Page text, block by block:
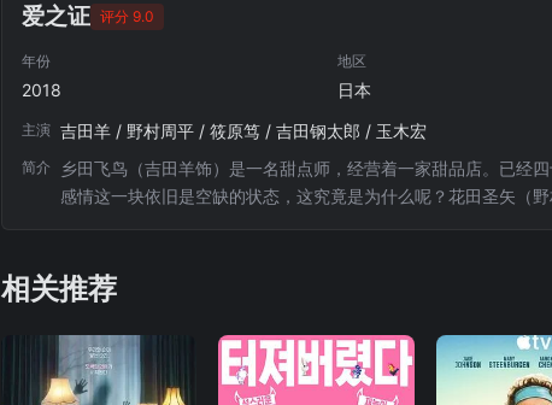
爱之证 评分 9.0
年份
2018
地区
日本
主演 吉田羊 / 野村周平 / 筱原笃 / 吉田钢太郎 / 玉木宏
简介
乡田飞鸟（吉田羊饰）是一名甜点师，经营着一家甜品店。已经
感情这一块依旧是空缺的状态，这究竟是为什么呢？花田圣矢（
相关推荐